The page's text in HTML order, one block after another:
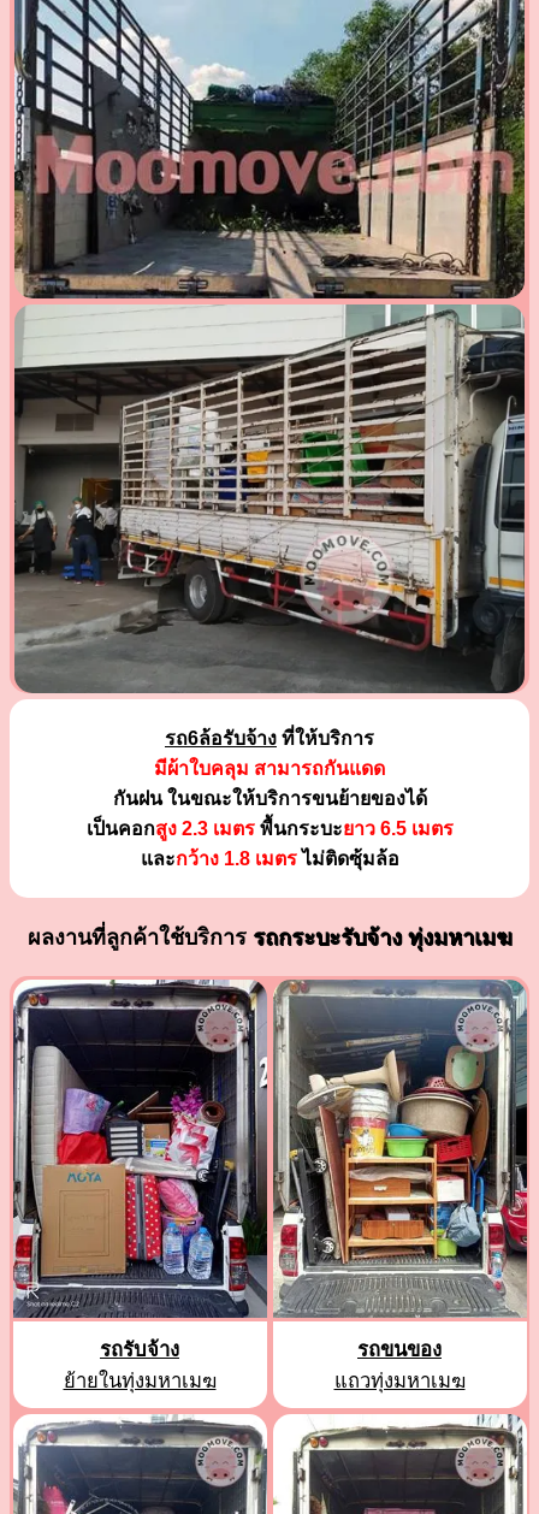
รถ6ล้อรับจ้าง ที่ให้บริการ
มีผ้าใบคลุม สามารถกันแดด
กันฝน ในขณะให้บริการขนย้ายของได้
เป็นคอกสูง 2.3 เมตรพื้นกระบะยาว 6.5 เมตร
และกว้าง 1.8 เมตรไม่ติดซุ้มล้อ
ผลงานที่ลูกค้าใช้บริการ รถกระบะรับจ้าง ทุ่งมหาเมฆ
รถรับจ้าง
ย้ายในทุ่งมหาเมฆ
รถขนของ
แถวทุ่งมหาเมฆ